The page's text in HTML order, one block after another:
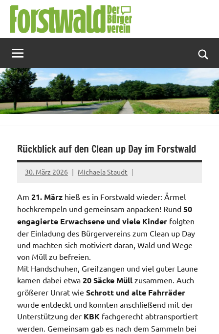
Zum
Inhalt
springen
Rückblick auf den Clean up Day im Forstwald
30. März 2026 Michaela Staudt
Am 21. März hieß es in Forstwald wieder: Ärmel
hochkrempeln und gemeinsam anpacken! Rund 50
engagierte Erwachsene und viele Kinder folgten
der Einladung des Bürgervereins zum Clean up Day
und machten sich motiviert daran, Wald und Wege
von Müll zu befreien.
Mit Handschuhen, Greifzangen und viel guter Laune
kamen dabei etwa 20 Säcke Müll zusammen. Auch
größerer Unrat wie Schrott und alte Fahrräder
wurde entdeckt und konnten anschließend mit der
Unterstützung der KBK fachgerecht abtransportiert
werden. Gemeinsam gab es nach dem Sammeln bei